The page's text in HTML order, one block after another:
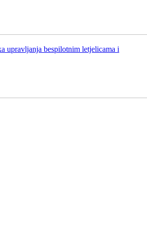
upravljanja bespilotnim letjelicama i